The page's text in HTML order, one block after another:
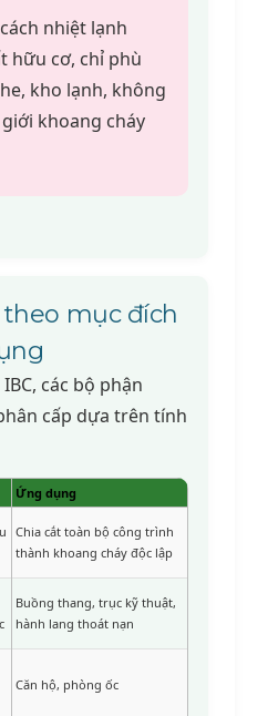
nhiệt lạnh
hữu cơ, chỉ phù
kho lạnh, không
khoang cháy
theo mục đích
các bộ phận
cấp dựa trên tính
Ứng dụng
Chia cắt toàn bộ công trình
thành khoang cháy độc lập
Buồng thang, trục kỹ thuật,
hành lang thoát nạn
Căn hộ, phòng ốc